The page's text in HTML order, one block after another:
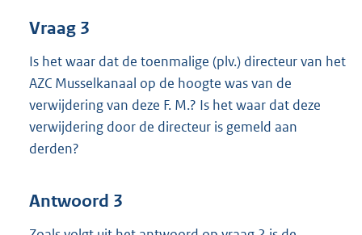
Vraag 3
Is het waar dat de toenmalige (plv.) directeur van het
AZC Musselkanaal op de hoogte was van de
verwijdering van deze F. M.? Is het waar dat deze
verwijdering door de directeur is gemeld aan
derden?
Antwoord 3